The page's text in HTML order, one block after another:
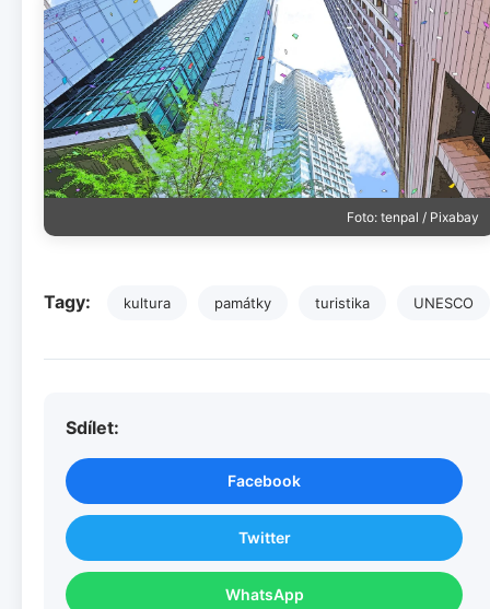
Foto: tenpal / Pixabay
Tagy: kultura památky turistika UNESCO
Sdílet:
Facebook
Twitter
WhatsApp